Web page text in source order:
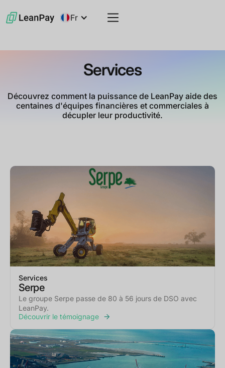
Fr
Services
Découvrez comment la puissance de LeanPay aide des
centaines d'équipes financières et commerciales à
décupler leur productivité.
Services
Serpe
Le groupe Serpe passe de 80 à 56 jours de DSO avec
LeanPay.
Découvrir le témoignage